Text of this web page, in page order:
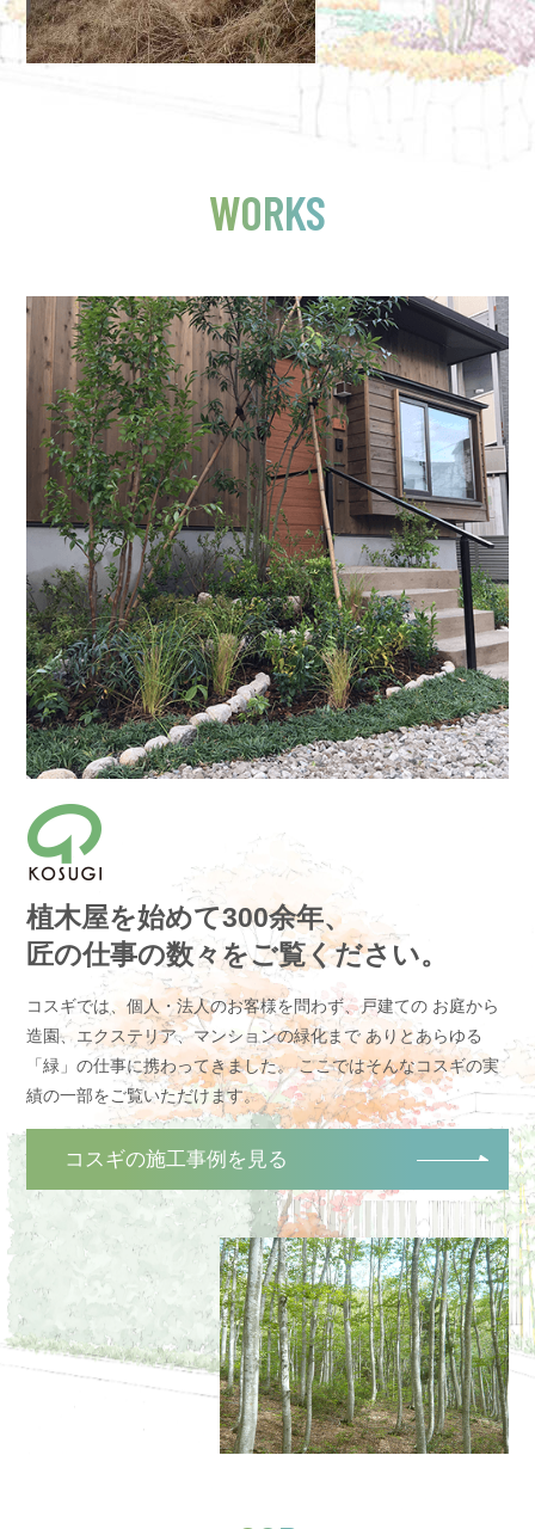
WORKS
植木屋を始めて300余年、
匠の仕事の数々をご覧ください。
コスギでは、個人・法人のお客様を問わず、戸建ての お庭から
造園、エクステリア、マンションの緑化まで ありとあらゆる
「緑」の仕事に携わってきました。ここではそんなコスギの実
績の一部をご覧いただけます。
コスギの施工事例を見る